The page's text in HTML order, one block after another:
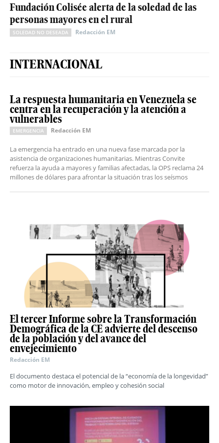
Fundación Colisée alerta de la soledad de las
personas mayores en el rural
SOLEDAD NO DESEADA Redacción EM
INTERNACIONAL
La respuesta humanitaria en Venezuela se
centra en la recuperación y la atención a
vulnerables
EMERGENCIA Redacción EM
La emergencia ha entrado en una nueva fase marcada por la
asistencia de organizaciones humanitarias. Mientras Convite
refuerza la ayuda a mayores y familias afectadas, la OPS reclama 24
millones de dólares para afrontar la situación tras los seísmos
El tercer Informe sobre la Transformación
Demográfica de la CE advierte del descenso
de la población y del avance del
envejecimiento
Redacción EM
El documento destaca el potencial de la “economía de la longevidad”
como motor de innovación, empleo y cohesión social